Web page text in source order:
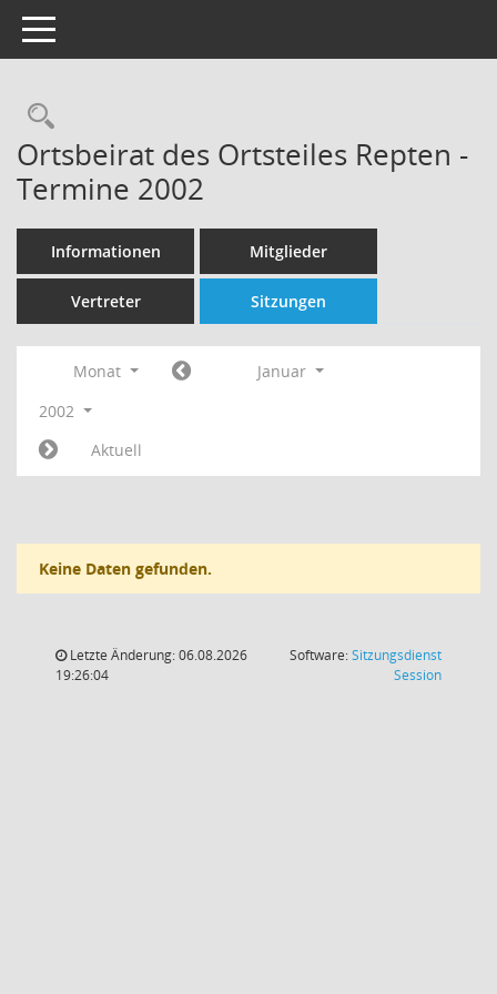
Toggle navigation
Rechercheauswahl
Ortsbeirat des Ortsteiles Repten -
Termine 2002
Informationen Mitglieder
Vertreter Sitzungen
Monat
Januar
2002
Aktuell
Keine Daten gefunden.
Letzte Änderung: 06.08.2026
19:26:04
Software:Sitzungsdienst
Session(Wird in